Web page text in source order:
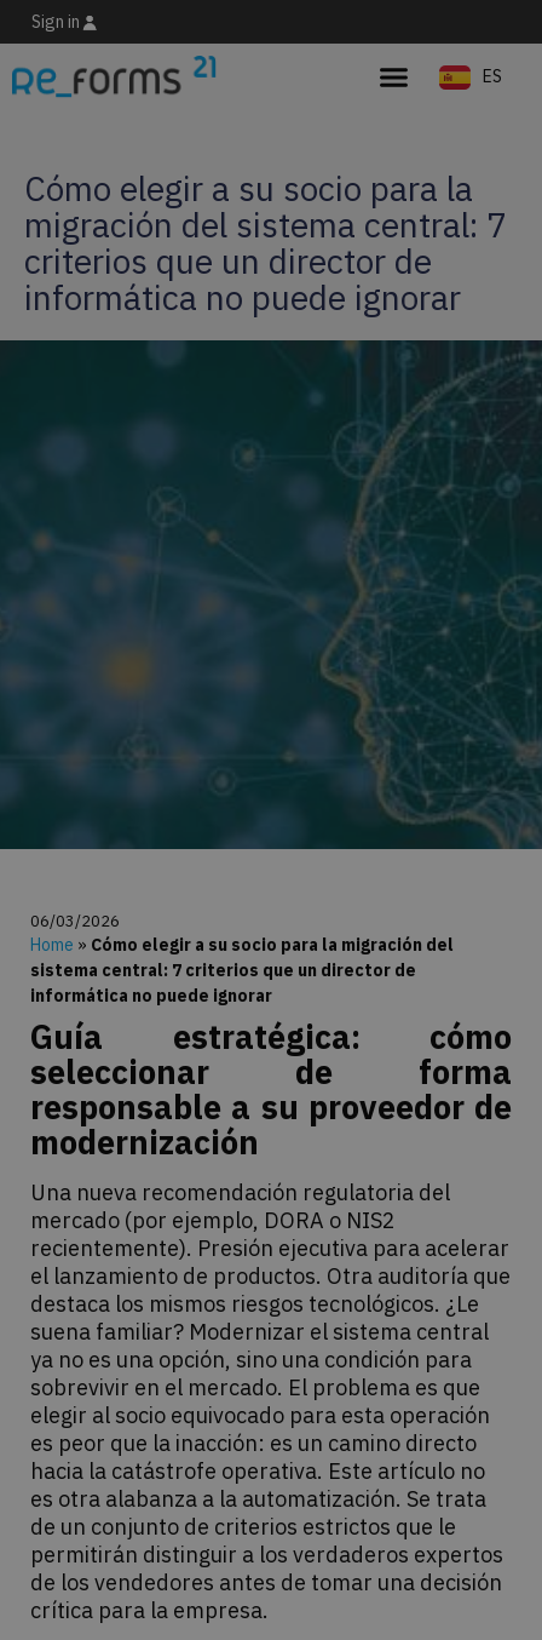
Sign in
ES
EN
Cómo elegir a su socio para la
migración del sistema central: 7
criterios que un director de
informática no puede ignorar
06/03/2026
Home » Cómo elegir a su socio para la migración del
sistema central: 7 criterios que un director de
informática no puede ignorar
Guía estratégica: cómo
seleccionar de forma
responsable a su proveedor de
modernización
Una nueva recomendación regulatoria del
mercado (por ejemplo, DORA o NIS2
recientemente). Presión ejecutiva para acelerar
el lanzamiento de productos. Otra auditoría que
destaca los mismos riesgos tecnológicos. ¿Le
suena familiar? Modernizar el sistema central
ya no es una opción, sino una condición para
sobrevivir en el mercado. El problema es que
elegir al socio equivocado para esta operación
es peor que la inacción: es un camino directo
hacia la catástrofe operativa. Este artículo no
es otra alabanza a la automatización. Se trata
de un conjunto de criterios estrictos que le
permitirán distinguir a los verdaderos expertos
de los vendedores antes de tomar una decisión
crítica para la empresa.